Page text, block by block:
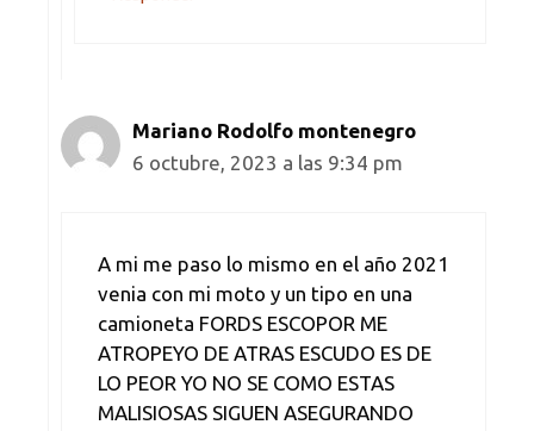
Mariano Rodolfo montenegro
6 octubre, 2023 a las 9:34 pm
A mi me paso lo mismo en el año 2021
venia con mi moto y un tipo en una
camioneta FORDS ESCOPOR ME
ATROPEYO DE ATRAS ESCUDO ES DE
LO PEOR YO NO SE COMO ESTAS
MALISIOSAS SIGUEN ASEGURANDO